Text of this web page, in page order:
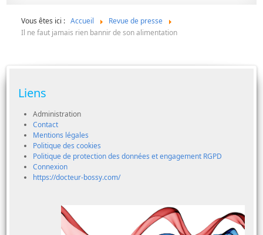
Vous êtes ici : Accueil
Revue de presse
Il ne faut jamais rien bannir de son alimentation
Liens
Administration
Contact
Mentions légales
Politique des cookies
Politique de protection des données et engagement RGPD
Connexion
https://docteur-bossy.com/